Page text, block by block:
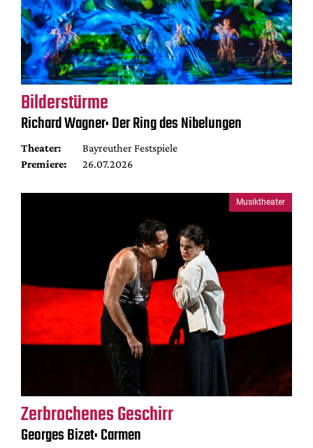
Bilderstürme
Richard Wagner: Der Ring des Nibelungen
Theater:
Bayreuther Festspiele
Premiere:
26.07.2026
Musiktheater
Zerbrochenes Geschirr
Georges Bizet: Carmen